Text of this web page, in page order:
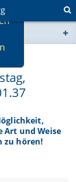
Art und Weise
zu hören!